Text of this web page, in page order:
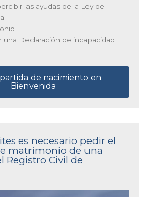
las ayudas de la Ley de
una Declaración de incapacidad
de nacimiento en
Bienvenida
es necesario pedir el
matrimonio de una
Registro Civil de